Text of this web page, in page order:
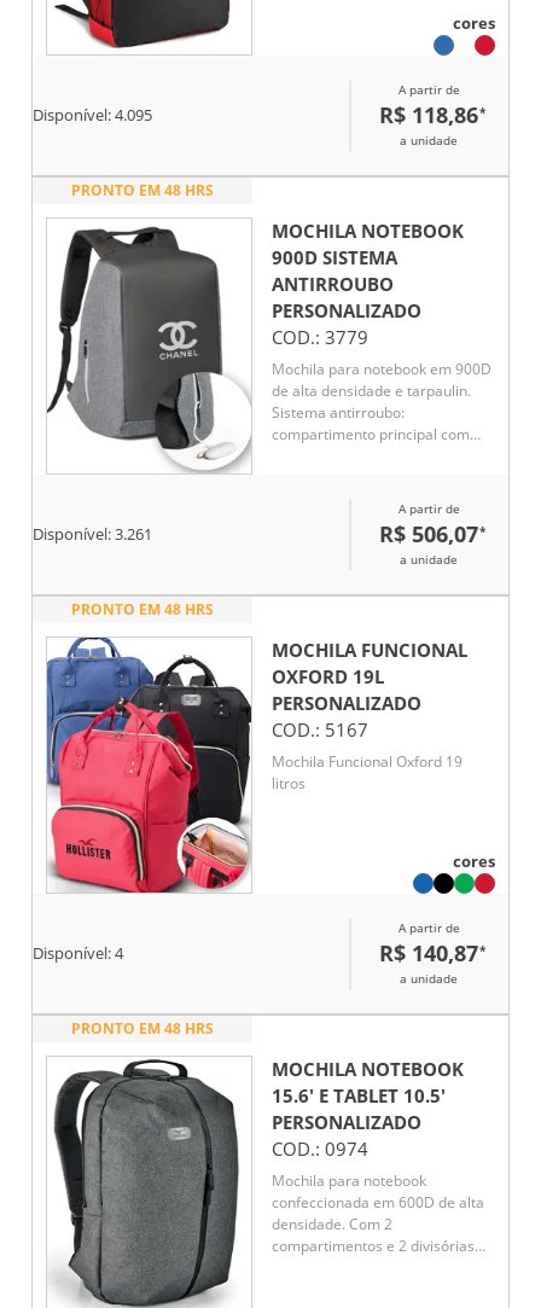
cores
Disponível:4.095
A partir de
R$ 118,86*
a unidade
PRONTO EM 48 HRS
MOCHILA NOTEBOOK
900D SISTEMA
ANTIRROUBO
PERSONALIZADO
COD.: 3779
Mochila para notebook em 900D
de alta densidade e tarpaulin.
Sistema antirroubo:
compartimento principal com
Compartimento principal forrado
e almofadado, com 2 divisórias
almofadadas para notebook até
Disponível:3.261
A partir de
R$ 506,07*
a unidade
PRONTO EM 48 HRS
MOCHILA FUNCIONAL
OXFORD 19L
PERSONALIZADO
COD.: 5167
Mochila Funcional Oxford 19
litros
cores
Disponível:4
A partir de
R$ 140,87*
a unidade
PRONTO EM 48 HRS
MOCHILA NOTEBOOK
15.6' E TABLET 10.5'
PERSONALIZADO
COD.: 0974
Mochila para notebook
confeccionada em 600D de alta
densidade. Com 2
compartimentos e 2 divisórias